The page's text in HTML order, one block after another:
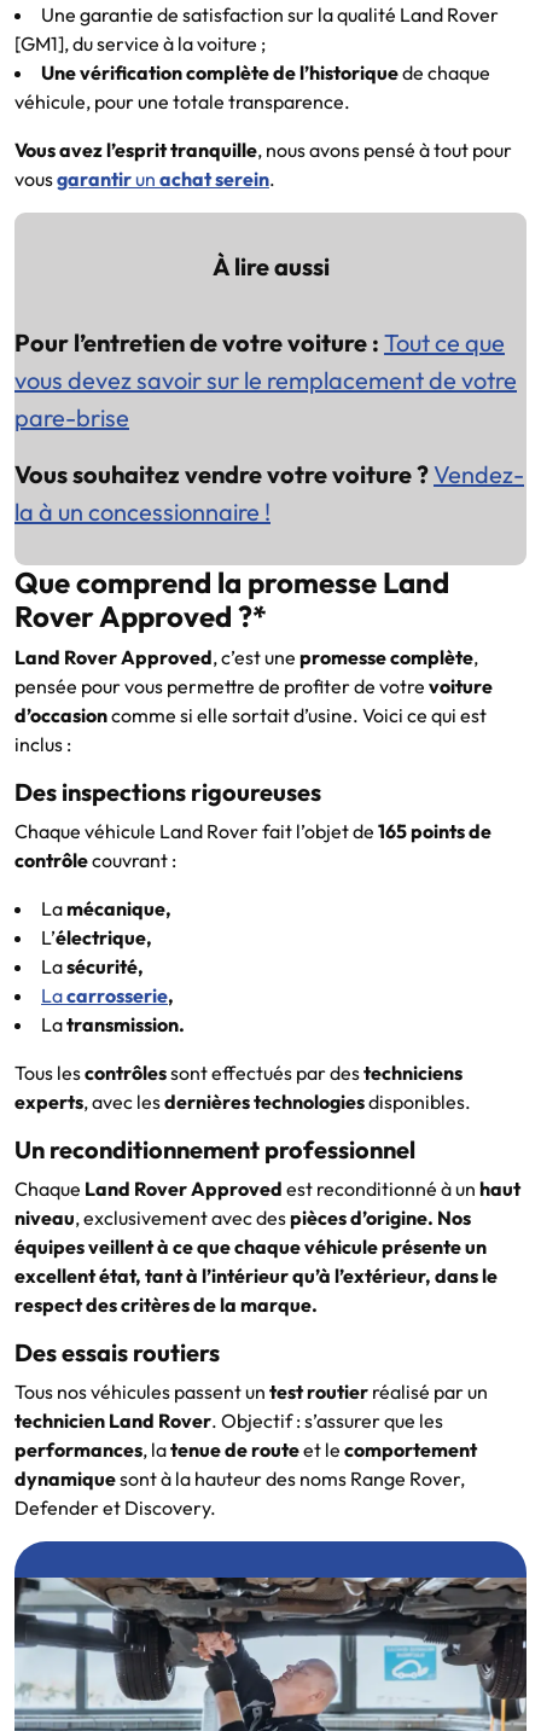
Une garantie de satisfaction sur la qualité Land Rover
[GM1], du service à la voiture ;
Une vérification complète de l’historiquede chaque
véhicule, pour une totale transparence.
Vous avez l’esprit tranquille, nous avons pensé à tout pour
vousgarantirun achat serein.
À lire aussi
Pour l’entretien de votre voiture : Tout ce que
vous devez savoir sur le remplacement de votre
pare-brise
Vous souhaitez vendre votre voiture ?Vendez-
la à un concessionnaire !
Que comprend la promesse Land
Rover Approved ?*
Land Rover Approved, c’est une promesse complète,
pensée pour vous permettre de profiter de votre voiture
d’occasioncomme si elle sortait d’usine. Voici ce qui est
inclus :
Des inspections rigoureuses
Chaque véhicule Land Rover fait l’objet de 165 points de
contrôlecouvrant :
Lamécanique,
L’électrique,
Lasécurité,
Lacarrosserie,
Latransmission.
Tous lescontrôlessont effectués par destechniciens
experts, avec lesdernières technologiesdisponibles.
Un reconditionnement professionnel
Chaque Land Rover Approved est reconditionné à un haut
niveau, exclusivement avec despièces d’origine. Nos
équipes veillent à ce que chaque véhicule présente un
excellent état, tant à l’intérieur qu’à l’extérieur, dans le
respect des critères de la marque.
Des essais routiers
Tous nos véhicules passent un test routier réalisé par un
technicien Land Rover. Objectif : s’assurer que les
performances, latenue de routeet le comportement
dynamiquesont à la hauteur des noms Range Rover,
Defender et Discovery.